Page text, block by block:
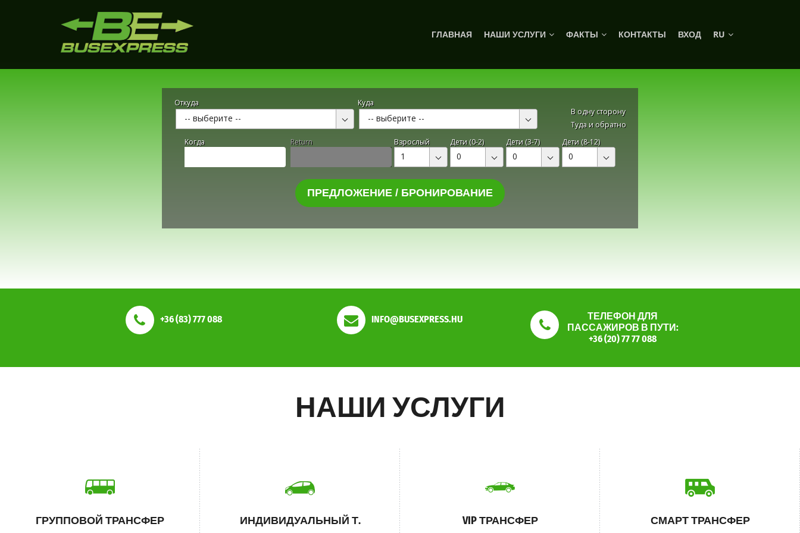
ГЛАВНАЯ НАШИ УСЛУГИ ФАКТЫ КОНТАКТЫ ВХОД RU
Откуда
-- выберите --
Куда
-- выберите --
В одну сторону
Туда и обратно
Kогда
Return Взрослый
1
Дети (0-2)
0
Дети (3-7)
0
Дети (8-12)
0
ПРЕДЛОЖЕНИЕ / БРОНИРОВАНИЕ
+36 (83) 777 088 INFO@BUSEXPRESS.HU
ТЕЛЕФОН ДЛЯ
ПАССАЖИРОВ В ПУТИ:
+36 (20) 77 77 088
НАШИ УСЛУГИ
ГРУППОВОЙ ТРАНСФЕР ИНДИВИДУАЛЬНЫЙ Т. VIP ТРАНСФЕР СМАРТ ТРАНСФЕР